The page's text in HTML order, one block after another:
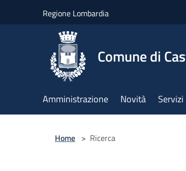
Regione Lombardia
Comune di
Amministrazione Novità Servizi
Home > Ricerca